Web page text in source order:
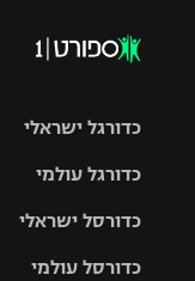
כדורגל ישראלי
כדורגל עולמי
האלופות
כדורסל ישראלי
כדורסל עולמי